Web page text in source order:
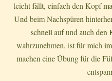
leicht fällt, einfach den Kopf
Und beim Nachspüren
schnell auf und auch den
wahrzunehmen, ist für mich
machen eine Übung für die